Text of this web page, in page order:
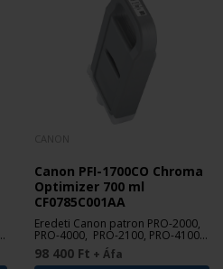
Canon PFI-1700CO Chroma
Optimizer 700 ml
CF0785C001AA
Eredeti Canon patron PRO-2000,
PRO-4000, PRO-2100, PRO-4100,
PRO-6100 nyomtatókhoz.
98 400 Ft + Áfa